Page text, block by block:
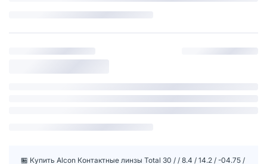
🏪 Купить Alcon Контактные линзы Total 30 / / 8.4 / 14.2 / -04.75 /